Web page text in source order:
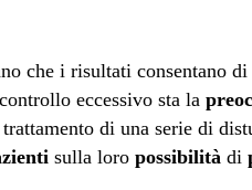
che i risultati consentano di
eccessivo sta la
di una serie di
sulla loro possibilità di